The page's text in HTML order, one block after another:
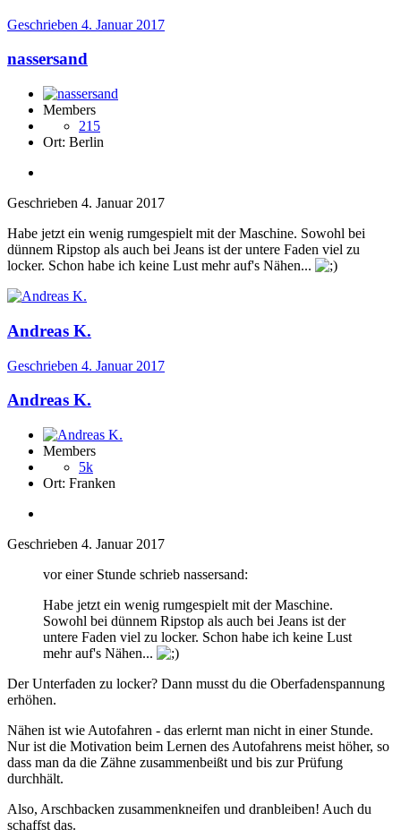
Geschrieben 4. Januar 2017
nassersand
Members
215
Ort: Berlin
Geschrieben 4. Januar 2017
Habe jetzt ein wenig rumgespielt mit der Maschine. Sowohl bei
dünnem Ripstop als auch bei Jeans ist der untere Faden viel zu
locker. Schon habe ich keine Lust mehr auf's Nähen...
Andreas K.
Geschrieben 4. Januar 2017
Andreas K.
Members
5k
Ort: Franken
Geschrieben 4. Januar 2017
vor einer Stunde schrieb nassersand:
Habe jetzt ein wenig rumgespielt mit der Maschine.
Sowohl bei dünnem Ripstop als auch bei Jeans ist der
untere Faden viel zu locker. Schon habe ich keine Lust
mehr auf's Nähen...
Der Unterfaden zu locker? Dann musst du die Oberfadenspannung
erhöhen.
Nähen ist wie Autofahren - das erlernt man nicht in einer Stunde.
Nur ist die Motivation beim Lernen des Autofahrens meist höher, so
dass man da die Zähne zusammenbeißt und bis zur Prüfung
durchhält.
Also, Arschbacken zusammenkneifen und dranbleiben! Auch du
schaffst das.